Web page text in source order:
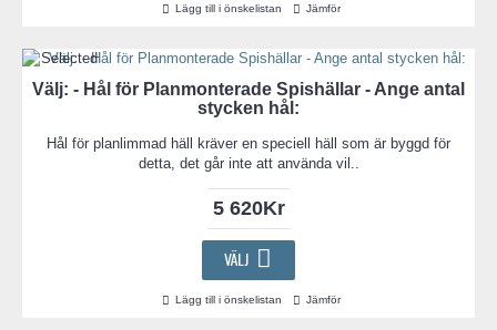
Lägg till i önskelistan Jämför
Välj: - Hål för Planmonterade Spishällar - Ange antal
stycken hål:
Hål för planlimmad häll kräver en speciell häll som är byggd för
detta, det går inte att använda vil..
5 620Kr
VÄLJ
Lägg till i önskelistan Jämför